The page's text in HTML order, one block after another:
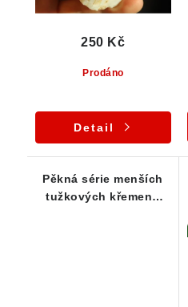
Prodáno
250 Kč
Detail
Pěkná série menších
tužkových křemenů